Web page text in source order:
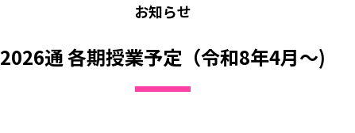
お知らせ
2026通 各期授業予定（令和8年4月～)